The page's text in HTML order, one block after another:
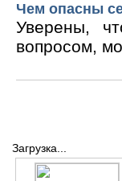
Чем опасны
Уверены,
вопросом,
Загрузка...